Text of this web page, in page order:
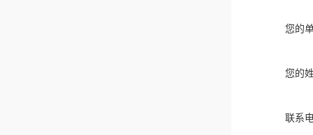
您的
您的
联系